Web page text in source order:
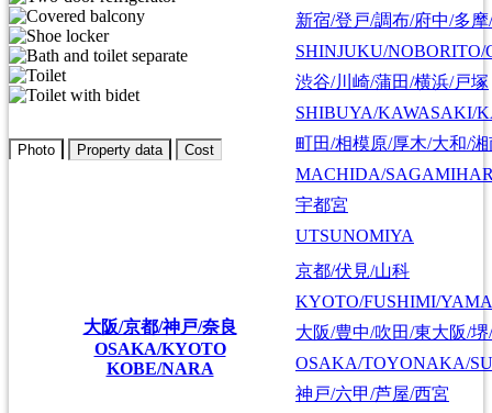
新宿/登戸/調布/府中/多
SHINJUKU/
渋谷/川崎/蒲田/横浜/戸塚
SHIBUYA/KAWASAKI/
町田/相模原/厚木/大和/湘
MACHIDA/
宇都宮
UTSUNOMIYA
大阪/京都/神戸/奈良
OSAKA/KYOTO
KOBE/NARA
京都/伏見/山科
KYOTO/FUSHIMI/
大阪/豊中/吹田/東大阪/
OSAKA/TOYONAKA/
神戸/六甲/芦屋/西宮
Photo Property data Cost